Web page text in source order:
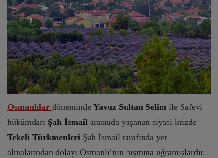
Osmanlılar döneminde Yavuz Sultan Selim ile Safevi
hükümdarı Şah İsmail arasında yaşanan siyasi krizde
Tekeli Türkmenleri Şah İsmail tarafında yer
almalarından dolayı Osmanlı’nın hışmına uğramışlardır.